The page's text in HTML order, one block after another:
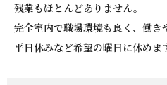
残業もほとんどありません。
完全室内で職場環境も良く、働き
平日休みなど希望の曜日に休めま